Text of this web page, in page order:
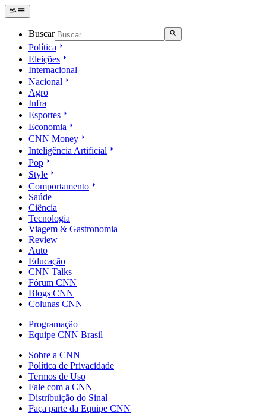
Buscar
Política
Eleições
Internacional
Nacional
Agro
Infra
Esportes
Economia
CNN Money
Inteligência Artificial
Pop
Style
Comportamento
Saúde
Ciência
Tecnologia
Viagem & Gastronomia
Review
Auto
Educação
CNN Talks
Fórum CNN
Blogs CNN
Colunas CNN
Programação
Equipe CNN Brasil
Sobre a CNN
Política de Privacidade
Termos de Uso
Fale com a CNN
Distribuição do Sinal
Faça parte da Equipe CNN